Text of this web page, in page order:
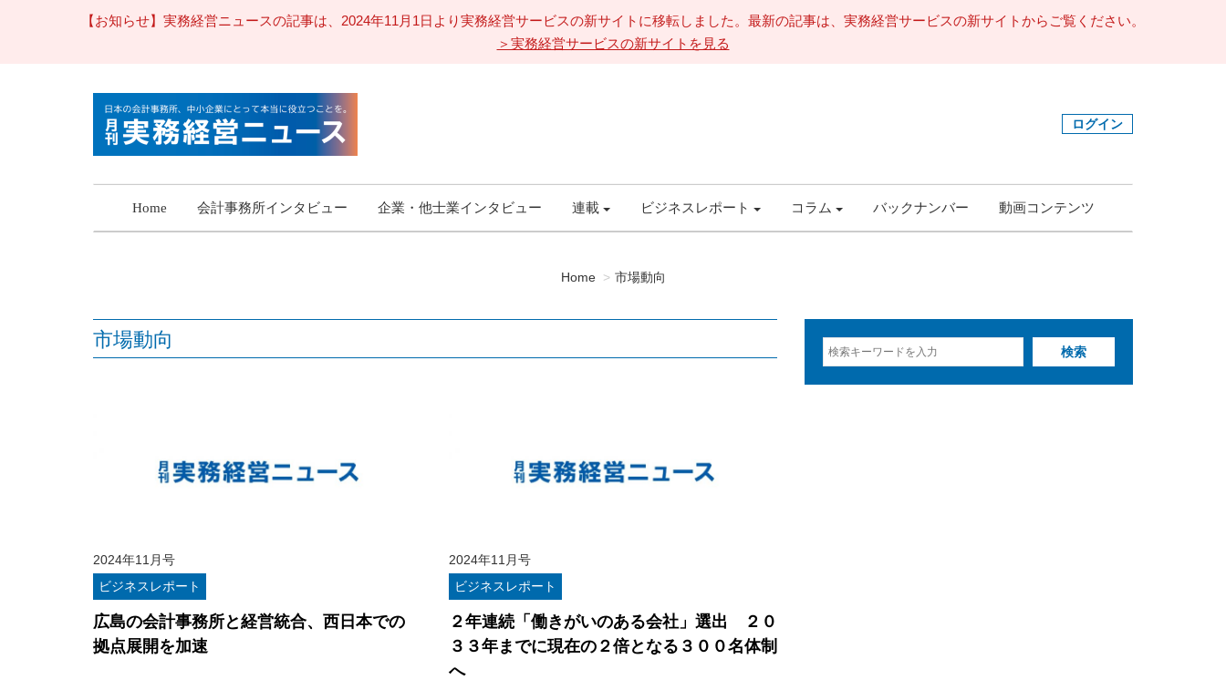
【お知らせ】実務経営ニュースの記事は、2024年11月1日より実務経営サービスの新サイトに移転しました。最新の記事は、実務経営サービスの新サイトからご覧ください。
＞実務経営サービスの新サイトを見る
ログイン
Home 会計事務所インタビュー 企業・他士業インタビュー 連載 ビジネスレポート コラム バックナンバー 動画コンテンツ
Home 市場動向
市場動向
2024年11月号
ビジネスレポート
広島の会計事務所と経営統合、西日本での
拠点展開を加速
2024年11月号
ビジネスレポート
２年連続「働きがいのある会社」選出 ２０
３３年までに現在の２倍となる３００名体制
へ